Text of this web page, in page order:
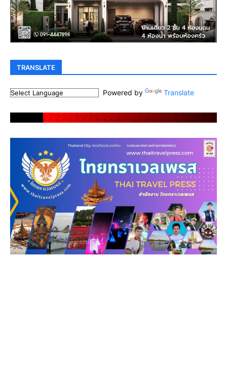
TRANSLATE
Powered by Translate
. . . . . . . . . . . . . . . . . . . . . . . .